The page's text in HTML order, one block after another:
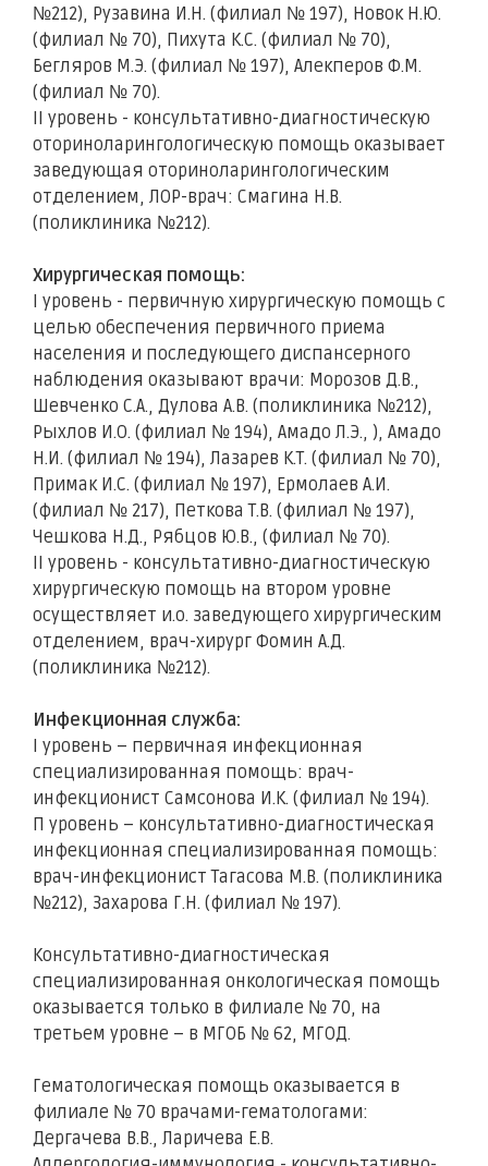
№212), Рузавина И.Н. (филиал № 197), Новок Н.Ю.
(филиал № 70), Пихута К.С. (филиал № 70),
Бегляров М.Э. (филиал № 197), Алекперов Ф.М.
(филиал № 70).
II уровень - консультативно-диагностическую
оториноларингологическую помощь оказывает
заведующая оториноларингологическим
отделением, ЛОР-врач: Смагина Н.В.
(поликлиника №212).
Хирургическая помощь:
I уровень - первичную хирургическую помощь с
целью обеспечения первичного приема
населения и последующего диспансерного
наблюдения оказывают врачи: Морозов Д.В.,
Шевченко С.А., Дулова А.В. (поликлиника №212),
Рыхлов И.О. (филиал № 194), Амадо Л.Э., ), Амадо
Н.И. (филиал № 194), Лазарев К.Т. (филиал № 70),
Примак И.С. (филиал № 197), Ермолаев А.И.
(филиал № 217), Петкова Т.В. (филиал № 197),
Чешкова Н.Д., Рябцов Ю.В., (филиал № 70).
II уровень - консультативно-диагностическую
хирургическую помощь на втором уровне
осуществляет и.о. заведующего хирургическим
отделением, врач-хирург Фомин А.Д.
(поликлиника №212).
Инфекционная служба:
I уровень – первичная инфекционная
специализированная помощь: врач-
инфекционист Самсонова И.К. (филиал № 194).
П уровень – консультативно-диагностическая
инфекционная специализированная помощь:
врач-инфекционист Тагасова М.В. (поликлиника
№212), Захарова Г.Н. (филиал № 197).
Консультативно-диагностическая
специализированная онкологическая помощь
оказывается только в филиале № 70, на
третьем уровне – в МГОБ № 62, МГОД.
Гематологическая помощь оказывается в
филиале № 70 врачами-гематологами:
Дергачева В.В., Ларичева Е.В.